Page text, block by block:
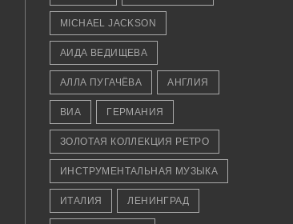
MICHAEL JACKSON
АИДА ВЕДИЩЕВА
АЛЛА ПУГАЧЁВА АНГЛИЯ
ВИА ГЕРМАНИЯ
ЗОЛОТАЯ КОЛЛЕКЦИЯ РЕТРО
ИНСТРУМЕНТАЛЬНАЯ МУЗЫКА
ИТАЛИЯ ЛЕНИНГРАД